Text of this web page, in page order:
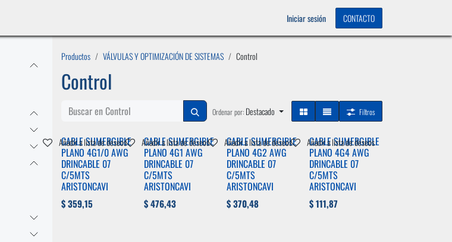
Iniciar sesión CONTACTO
Productos VÁLVULAS Y OPTIMIZACIÓN DE SISTEMAS Control
Control
Ordenar por: Destacado Filtros
CABLE SUMERGIBLE
PLANO 4G1/0 AWG
DRINCABLE 07
C/5MTS
ARISTONCAVI
$359,15
Añadir a lista de deseos CABLE SUMERGIBLE
PLANO 4G1 AWG
DRINCABLE 07
C/5MTS
ARISTONCAVI
$476,43
Añadir a lista de deseos CABLE SUMERGIBLE
PLANO 4G2 AWG
DRINCABLE 07
C/5MTS
ARISTONCAVI
$370,48
Añadir a lista de deseos CABLE SUMERGIBLE
PLANO 4G4 AWG
DRINCABLE 07
C/5MTS
ARISTONCAVI
$111,87
Añadir a lista de deseos